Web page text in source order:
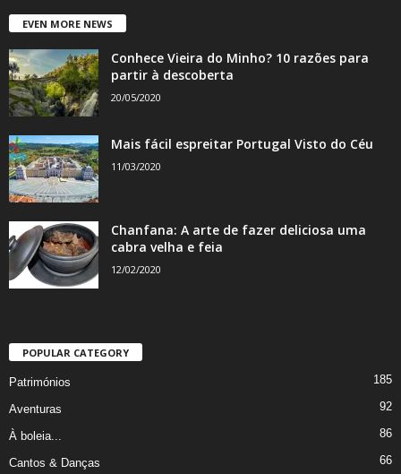
EVEN MORE NEWS
Conhece Vieira do Minho? 10 razões para
partir à descoberta
20/05/2020
Mais fácil espreitar Portugal Visto do Céu
11/03/2020
Chanfana: A arte de fazer deliciosa uma
cabra velha e feia
12/02/2020
POPULAR CATEGORY
Patrimónios 185
Aventuras 92
À boleia... 86
Cantos & Danças 66